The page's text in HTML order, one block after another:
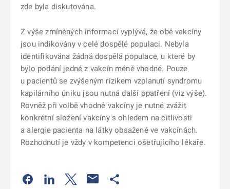
zde byla diskutována.
Z výše zmíněných informací vyplývá, že obě vakcíny
jsou indikovány v celé dospělé populaci. Nebyla
identifikována žádná dospělá populace, u které by
bylo podání jedné z vakcín méně vhodné. Pouze
u pacientů se zvýšeným rizikem vzplanutí syndromu
kapilárního úniku jsou nutná další opatření (viz výše).
Rovněž při volbě vhodné vakcíny je nutné zvážit
konkrétní složení vakcíny s ohledem na citlivosti
a alergie pacienta na látky obsažené ve vakcínách.
Rozhodnutí je vždy v kompetenci ošetřujícího lékaře.
Odkaz se otevře na nové kartě
Odkaz se otevře na nové kartě
Odkaz se otevře na nové kartě